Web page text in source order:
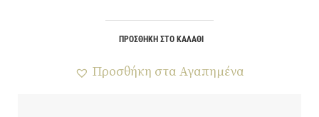
ΠΡΟΣΘΉΚΗ ΣΤΟ ΚΑΛΆΘΙ
Προσθήκη στα Αγαπημένα